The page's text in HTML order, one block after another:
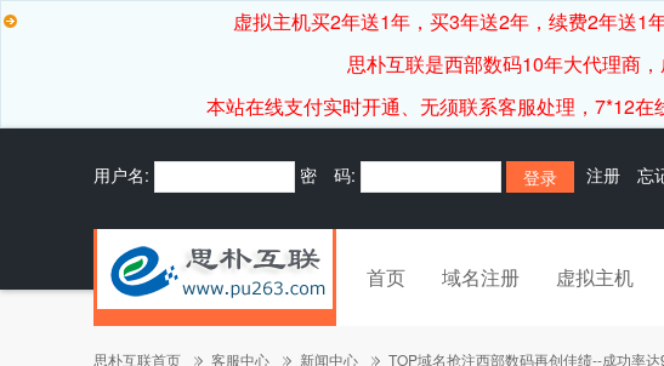
虚拟主机买2年送1年，买3年送2年，续费2年送1
思朴互联是西部数码10年大代理商
本站在线支付实时开通、无须联系客服处理，7*12
用户名: 密 码: 注册 忘
首页 域名注册 虚拟主机
思朴互联首页 客服中心 新闻中心 TOP域名抢注西部数码再创佳绩--成功率